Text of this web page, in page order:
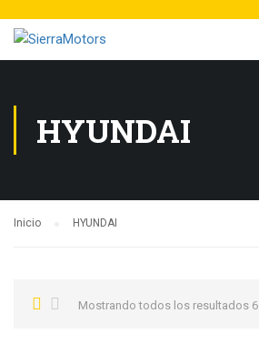
HYUNDAI
Inicio HYUNDAI
Mostrando todos los resultados 6